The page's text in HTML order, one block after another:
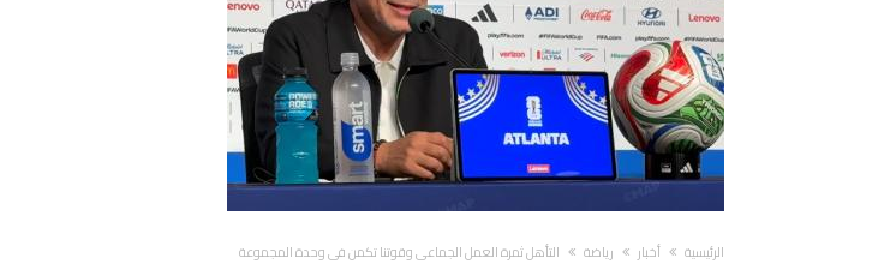
‫الرئيسية‬ أخبار رياضة التأهل ثمرة العمل الجماعي وقوتنا تكمن في وحدة المجموعة